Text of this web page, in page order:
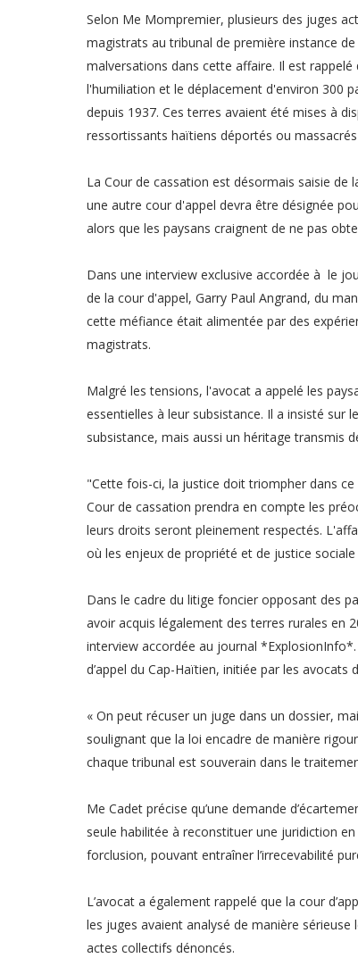
Selon Me Mompremier, plusieurs des juges
magistrats au tribunal de première instance
malversations dans cette affaire. Il est
l'humiliation et le déplacement d'environ 300
depuis 1937. Ces terres avaient été mises à
ressortissants haïtiens déportés ou
La Cour de cassation est désormais saisie de
une autre cour d'appel devra être désignée
alors que les paysans craignent de ne pas
Dans une interview exclusive accordée à le
de la cour d'appel, Garry Paul Angrand, du
cette méfiance était alimentée par des
magistrats.
Malgré les tensions, l'avocat a appelé les
essentielles à leur subsistance. Il a insisté
subsistance, mais aussi un héritage transmis
"Cette fois-ci, la justice doit triompher dans
Cour de cassation prendra en compte les
leurs droits seront pleinement respectés.
où les enjeux de propriété et de justice
Dans le cadre du litige foncier opposant des
avoir acquis légalement des terres rurales en
interview accordée au journal
d’appel du Cap-Haïtien, initiée par les avocats
« On peut récuser un juge dans un dossier,
soulignant que la loi encadre de manière
chaque tribunal est souverain dans le
Me Cadet précise qu’une demande
seule habilitée à reconstituer une juridiction
forclusion, pouvant entraîner l’irrecevabilité
L’avocat a également rappelé que la cour
les juges avaient analysé de manière
actes collectifs dénoncés.